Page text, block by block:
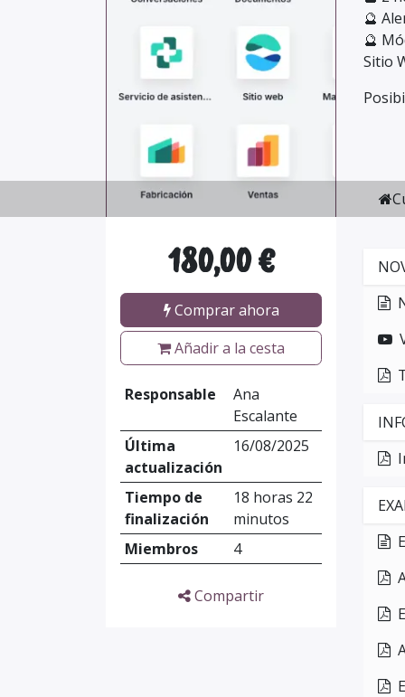
🔮
🔮
Sitio
180,00€
Comprar ahora
Añadir a la cesta
Responsable
Ana
Escalante
Última
actualización
16/08/2025
Tiempo de
finalización
18 horas 22
minutos
Miembros
4
Compartir